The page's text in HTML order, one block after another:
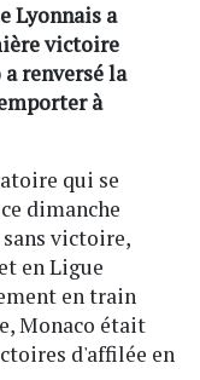
Lyonnais a
victoire
renversé la
à
qui se
dimanche
victoire,
en Ligue
en train
Monaco était
d'affilée en